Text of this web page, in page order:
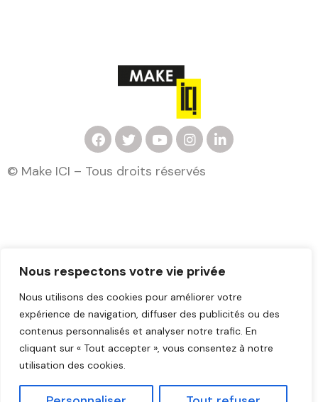
Nous respectons votre vie privée
Nous utilisons des cookies pour améliorer votre
expérience de navigation, diffuser des publicités ou des
contenus personnalisés et analyser notre trafic. En
cliquant sur « Tout accepter », vous consentez à notre
utilisation des cookies.
F
a
c
e
T
w
i
t
Y
o
u
t
I
n
s
t
L
i
n
© Make ICI – Tous droits réservés